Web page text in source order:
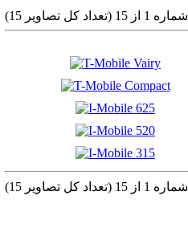
كل تصاوير 15)
كل تصاوير 15)